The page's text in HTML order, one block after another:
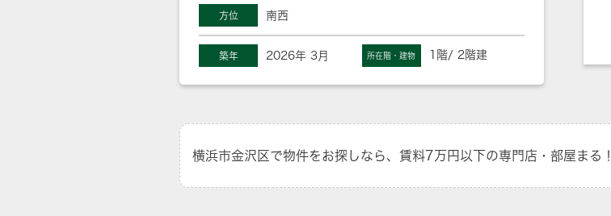
方位 南西
築年 2026年 3月 所在階・建物 1階/ 2階建
横浜市金沢区で物件をお探しなら、賃料7万円以下の専門店・部屋まる！